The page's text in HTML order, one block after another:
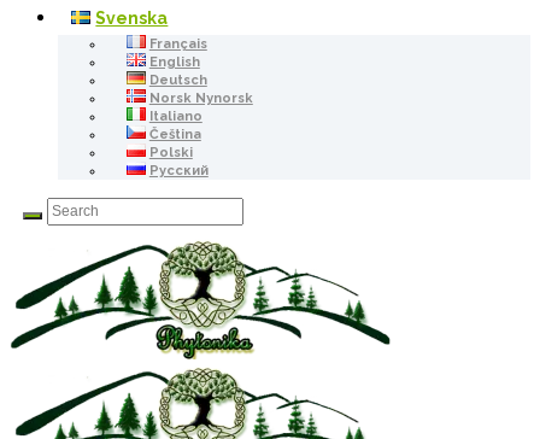
Svenska
Français
English
Deutsch
Norsk Nynorsk
Italiano
Čeština
Polski
Русский